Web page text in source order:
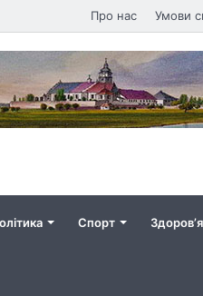
Про нас Умови
Спорт Здоров’я